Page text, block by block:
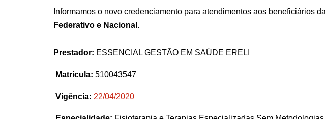
Informamos o novo credenciamento para atendimentos aos beneficiários da
Federativo e Nacional .
Prestador: ESSENCIAL GESTÃO EM SAÚDE ERELI
Matrícula: 510043547
Vigência: 22/04/2020